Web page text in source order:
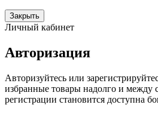
Закрыть
Личный кабинет
Авторизация
Авторизуйтесь или
избранные товары надолго и между
регистрации становится доступна